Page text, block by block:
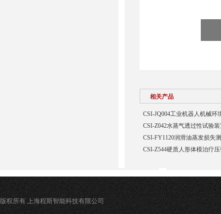
相关产品
CSI-JQ004工业机器人机械
CSI-Z042水蒸气透过性试验
CSI-FY1120润滑油蒸发损失
CSI-Z544硬质人形体模治疗
版权所有 上海程斯智能科技有限公司